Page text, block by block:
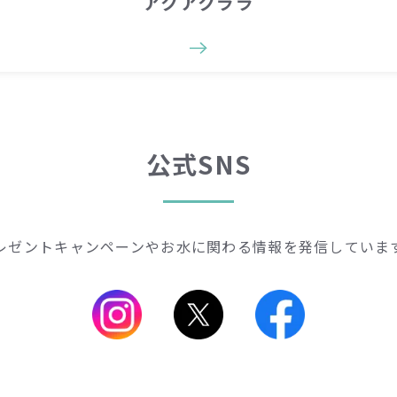
公式SNS
ゼントキャンペーンやお水に関わる情報を発信していま